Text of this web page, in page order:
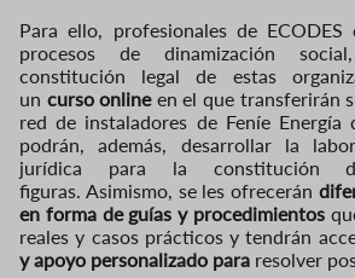
Para ello, profesionales de ECODES
procesos de dinamización
constitución legal de estas
un curso onlineen el que transferirán
red de instaladores de Feníe Energía
podrán, además, desarrollar la
jurídica para la constitución
figuras. Asimismo, se les ofrecerán
en forma de guías y procedimientos
reales y casos prácticos y tendrán
y apoyo personalizado para resolver